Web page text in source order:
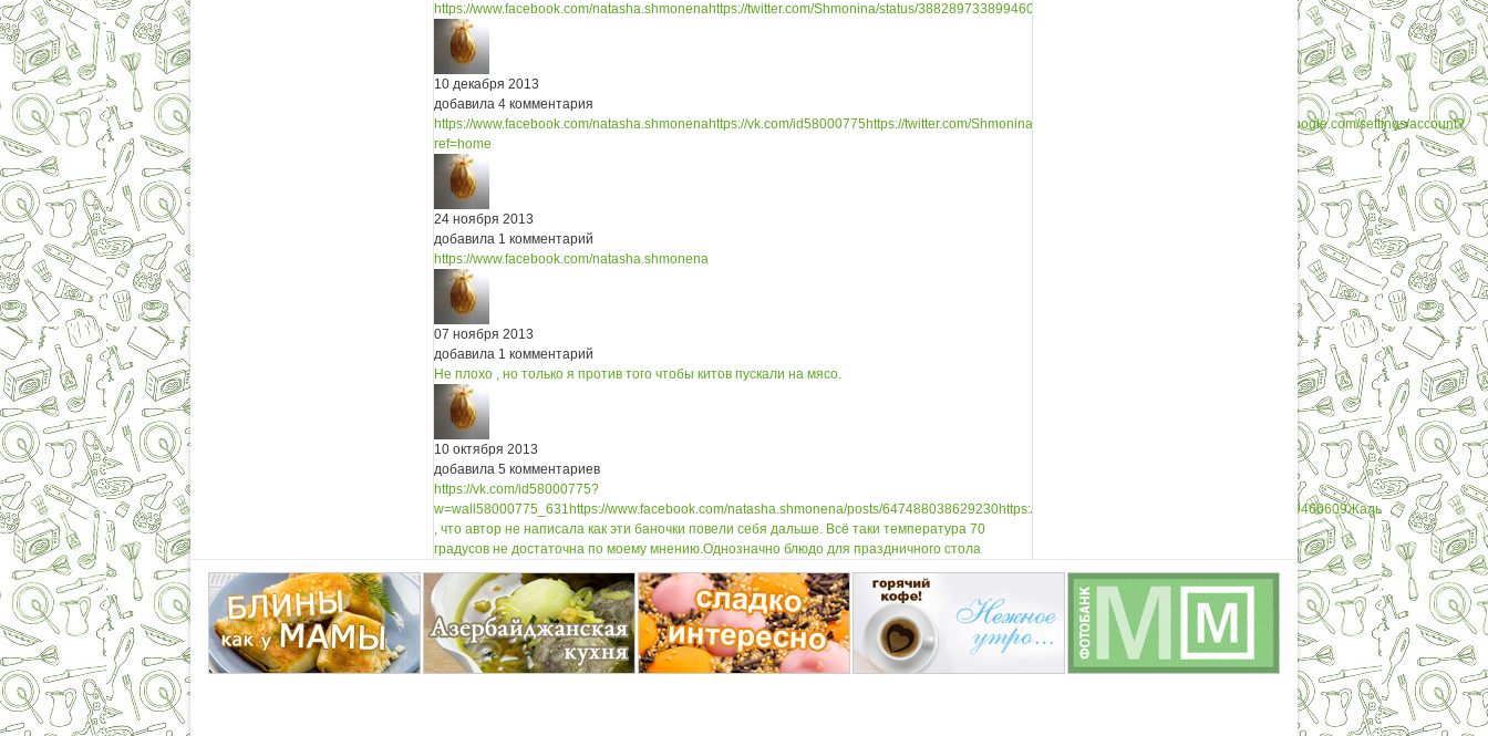
https://www.facebook.com/natasha.shmonenahttps://twitter.com/Shmonina/status/388289733899460609
10 декабря 2013
добавила 4 комментария
https://www.facebook.com/natasha.shmonenahttps://vk.com/id58000775https://twitter.com/Shmonina/status/388289733899460609
https://www.google.com/settings/account?
ref=home
24 ноября 2013
добавила 1 комментарий
https://www.facebook.com/natasha.shmonena
07 ноября 2013
добавила 1 комментарий
Не плохо , но только я против того чтобы китов пускали на мясо.
10 октября 2013
добавила 5 комментариев
https://vk.com/id58000775?
w=wall58000775_631 https://www.facebook.com/natasha.shmonena/posts/647488038629230https://twitter.com/Shmonina/status/388289733899460609Жаль
, что автор не написала как эти баночки повели себя дальше. Всё таки температура 70
градусов не достаточна по моему мнению.Однозначно блюдо для праздничного стола